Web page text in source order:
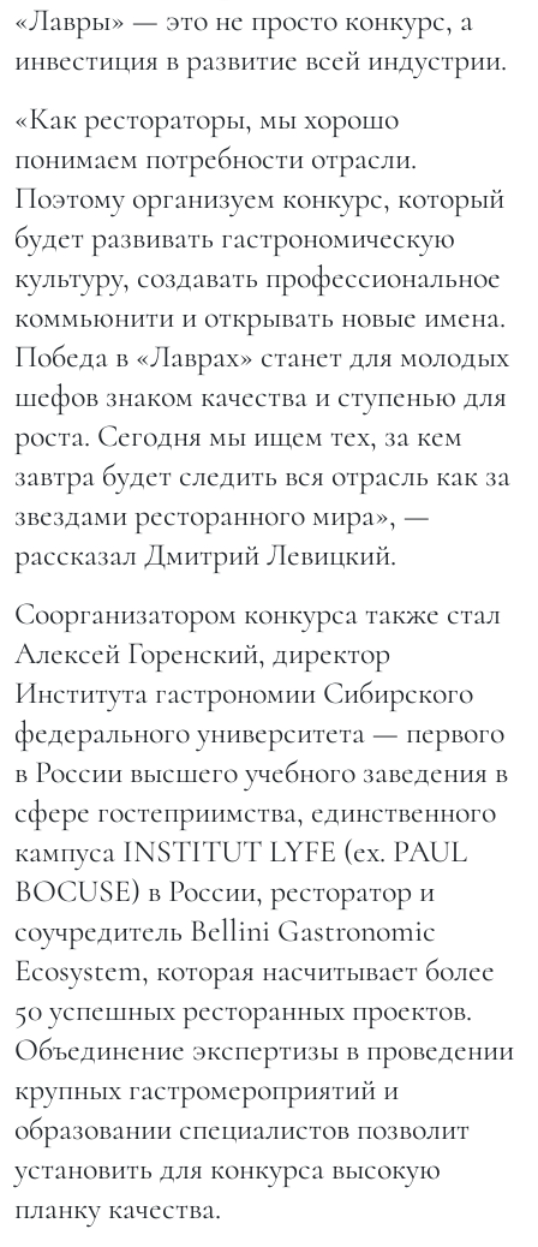
«Лавры» — это не просто конкурс, а
инвестиция в развитие всей индустрии.
«Как рестораторы, мы хорошо
понимаем потребности отрасли.
Поэтому организуем конкурс, который
будет развивать гастрономическую
культуру, создавать профессиональное
коммьюнити и открывать новые имена.
Победа в «Лаврах» станет для молодых
шефов знаком качества и ступенью для
роста. Сегодня мы ищем тех, за кем
завтра будет следить вся отрасль как за
звездами ресторанного мира», —
рассказал Дмитрий Левицкий.
Соорганизатором конкурса также стал
Алексей Горенский, директор
Института гастрономии Сибирского
федерального университета — первого
в России высшего учебного заведения в
сфере гостеприимства, единственного
кампуса INSTITUT LYFE (ex. PAUL
BOCUSE) в России, ресторатор и
соучредитель Bellini Gastronomic
Ecosystem, которая насчитывает более
50 успешных ресторанных проектов.
Объединение экспертизы в проведении
крупных гастромероприятий и
образовании специалистов позволит
установить для конкурса высокую
планку качества.